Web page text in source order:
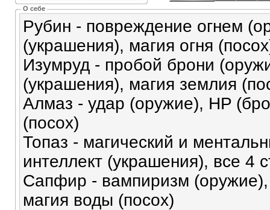
Рубин - повреждение огнем
(украшения), магия огня
Изумруд - пробой брони
(украшения), магия землия
Алмаз - удар (оружие), HP
(посох)
Топаз - магический и
интеллект (украшения), все 4
Сапфир - вампиризм
магия воды (посох)
О себе